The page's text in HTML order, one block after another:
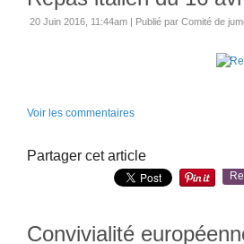
20 Juin 2016, 11:44am | Publié par Comité de
Voir les commentaires
Partager cet article
Convivialité